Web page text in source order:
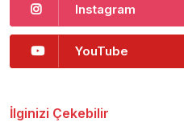
Instagram
YouTube
İlginizi Çekebilir